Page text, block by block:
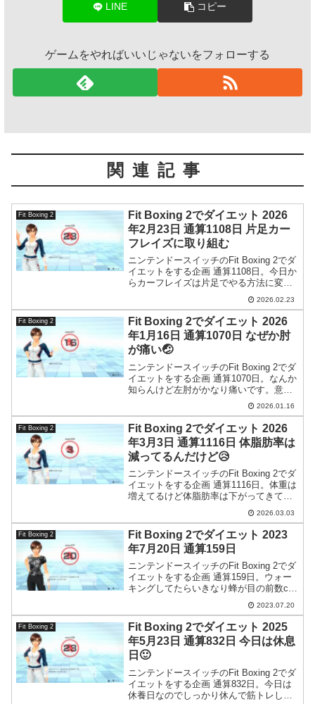
LINE コピー
ゲームをやればいいじゃないをフォローする
関連記事
Fit Boxing 2
Fit Boxing 2でダイエット 2026
年2月23日 通算1108日 片足カー
フレイズに取り組む
ニンテンドースイッチのFit Boxing 2でダ
イエットをする企画 通算1108日。今日か
らカーフレイズは片足でやる方法に変更
2026.02.23
Fit Boxing 2
Fit Boxing 2でダイエット 2026
年1月16日 通算1070日 なぜか肘
が痛い🤕
ニンテンドースイッチのFit Boxing 2でダ
イエットをする企画 通算1070日。なんか
知らんけど左肘がかなり痛いです。意味
が分かりません。老化でしょうか。困っ
2026.01.16
Fit Boxing 2
Fit Boxing 2でダイエット 2026
年3月3日 通算1116日 体脂肪率は
減ってるんだけど😥
ニンテンドースイッチのFit Boxing 2でダ
イエットをする企画 通算1116日。体重は
増えてるけど体脂肪率は下がってきてい
2026.03.03
Fit Boxing 2
Fit Boxing 2でダイエット 2023
年7月20日 通算159日
ニンテンドースイッチのFit Boxing 2でダ
イエットをする企画 通算159日。ウォー
キングしてたらいきなり蜂が目の前数cm
2023.07.20
Fit Boxing 2
Fit Boxing 2でダイエット 2025
年5月23日 通算832日 今日は休息
日🙂
ニンテンドースイッチのFit Boxing 2でダ
イエットをする企画 通算832日。今日は
休養日なのでしっかり休んで筋トレしま